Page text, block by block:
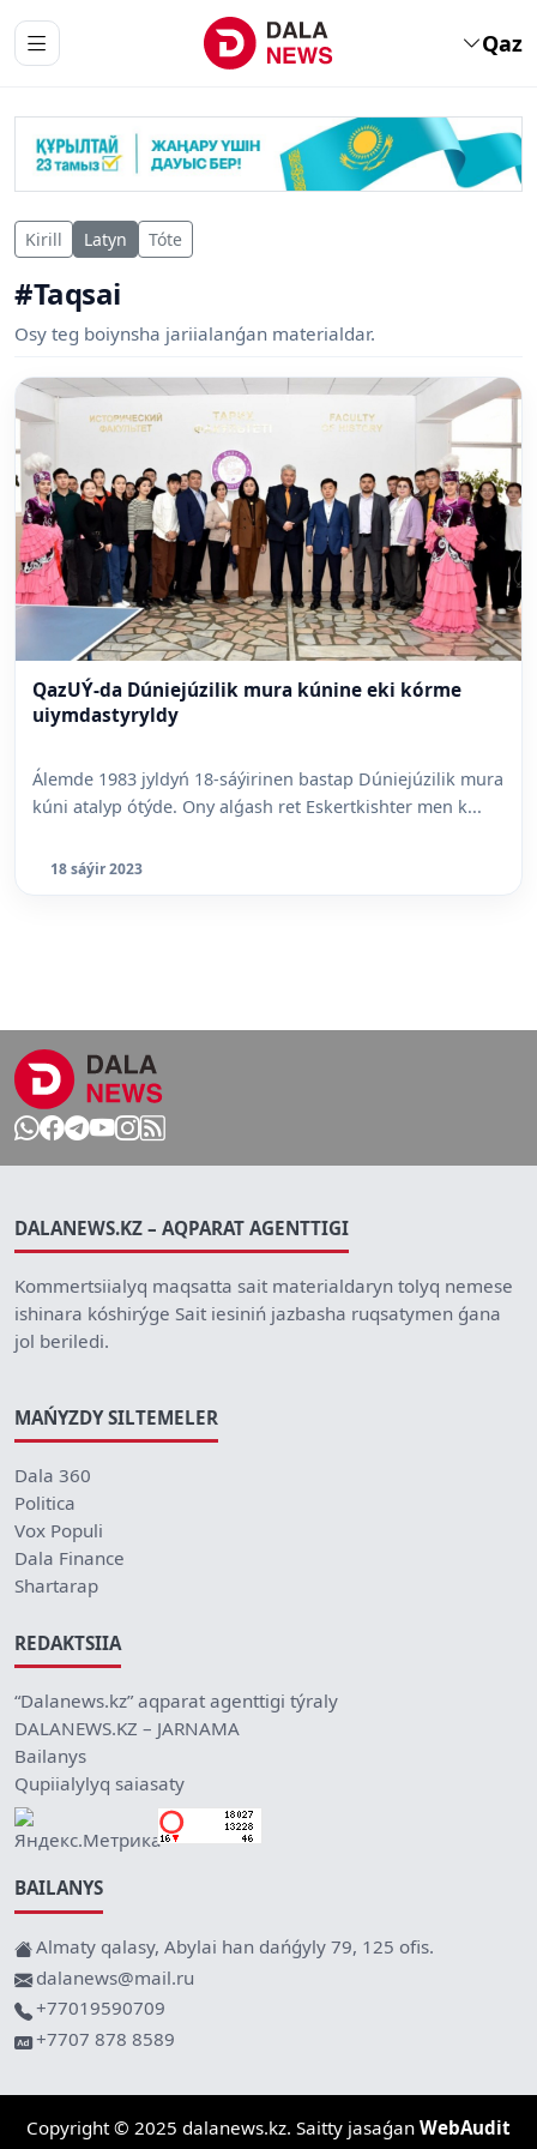
Qaz
Kirill Latyn Tóte
#Taqsai
Osy teg boiynsha jariialanǵan materialdar.
QazUÝ-da Dúniejúzilik mura kúnine eki kórme
uiymdastyryldy
Álemde 1983 jyldyń 18-sáýirinen bastap Dúniejúzilik mura
kúni atalyp ótýde. Ony alǵash ret Eskertkishter men k...
18 sáýir 2023
DALANEWS.KZ – AQPARAT AGENTTIGI
Kommertsiialyq maqsatta sait materialdaryn tolyq nemese
ishinara kóshirýge Sait iesiniń jazbasha ruqsatymen ǵana
jol beriledi.
MAŃYZDY SILTEMELER
Dala 360
Politica
Vox Populi
Dala Finance
Shartarap
REDAKTSIIA
“Dalanews.kz” aqparat agenttigi týraly
DALANEWS.KZ – JARNAMA
Bailanys
Qupiialylyq saiasaty
BAILANYS
Almaty qalasy, Abylai han dańǵyly 79, 125 ofis.
dalanews@mail.ru
+77019590709
+7707 878 8589
Copyright © 2025 dalanews.kz. Saitty jasaǵan WebAudit